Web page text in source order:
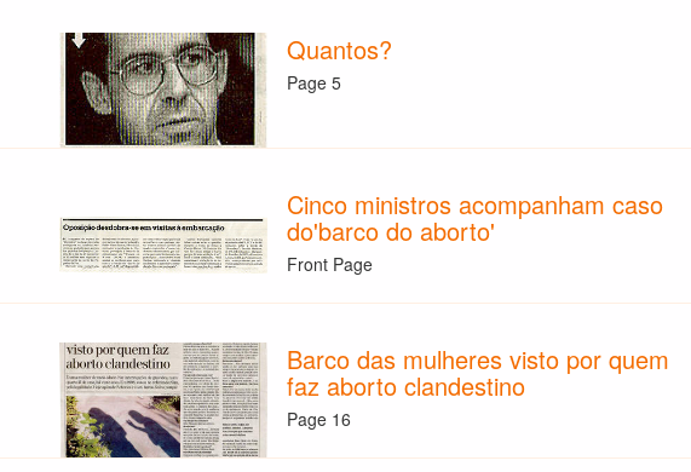
Quantos?
Page 5
Cinco ministros acompanham caso
do'barco do aborto'
Front Page
Barco das mulheres visto por quem
faz aborto clandestino
Page 16